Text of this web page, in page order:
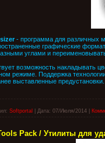
- программа для различных
графические
углами и
возможность накладывать
режиме. Поддержка
выставленные
Softportal Дата: 07/Июля/2014
Pack / Утилиты для